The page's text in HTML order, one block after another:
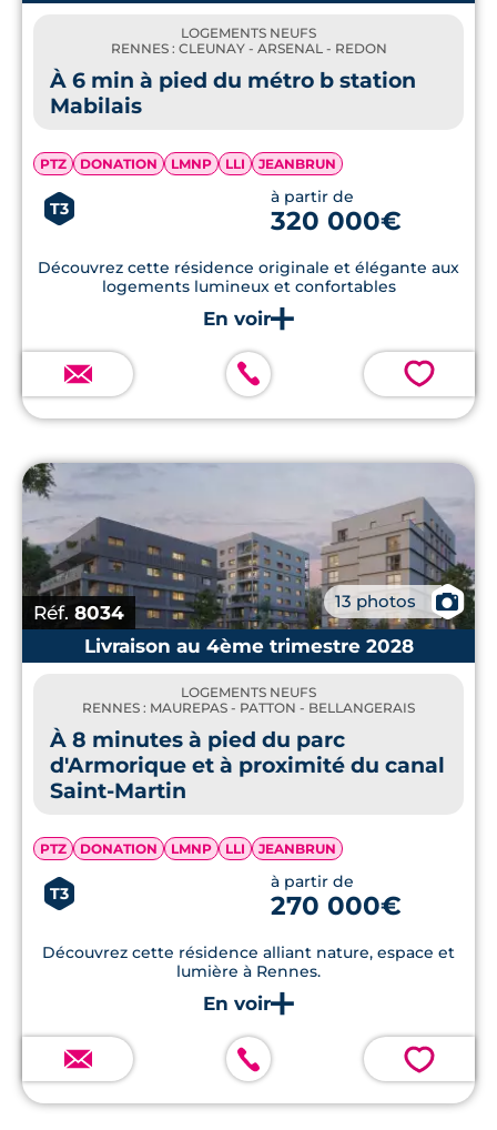
LOGEMENTS NEUFS
RENNES : CLEUNAY - ARSENAL - REDON
À 6 min à pied du métro b station
Mabilais
PTZ DONATION LMNP LLI JEANBRUN
T3
à partir de
320 000€
Découvrez cette résidence originale et élégante aux
logements lumineux et confortables
💗
Réf. 8034 13 photos
📷
Livraison au 4ème trimestre 2028
LOGEMENTS NEUFS
RENNES : MAUREPAS - PATTON - BELLANGERAIS
À 8 minutes à pied du parc
d'Armorique et à proximité du canal
Saint‑Martin
PTZ DONATION LMNP LLI JEANBRUN
T3
à partir de
270 000€
Découvrez cette résidence alliant nature, espace et
lumière à Rennes.
💗